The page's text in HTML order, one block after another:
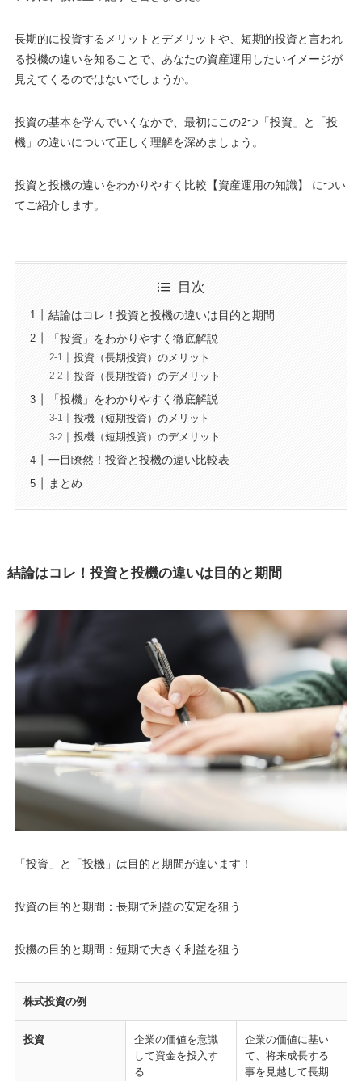
長期的に投資するメリットとデメリットや、短期的投資と言われ
る投機の違いを知ることで、 あなたの資産運用したいイメージが
見えてくるのではないでしょうか。
投資の基本を学んでいくなかで、最初にこの2つ「投資」と「投
機」の違いについて正しく理解を深めましょう。
投資と投機の違いをわかりやすく比較【資産運用の知識】 につい
てご紹介します。
目次
結論はコレ！投資と投機の違いは目的と期間
「投資」をわかりやすく徹底解説
投資（長期投資）のメリット
投資（長期投資）のデメリット
「投機」をわかりやすく徹底解説
投機（短期投資）のメリット
投機（短期投資）のデメリット
一目瞭然！投資と投機の違い比較表
まとめ
結論はコレ！投資と投機の違いは目的と期間
「投資」と「投機」は目的と期間が違います！
投資の目的と期間：長期で利益の安定を狙う
投機の目的と期間：短期で大きく利益を狙う
株式投資の例
投資
企業の価値を意識
して資金を投入す
る
企業の価値に基い
て、将来成長する
事を見越して長期